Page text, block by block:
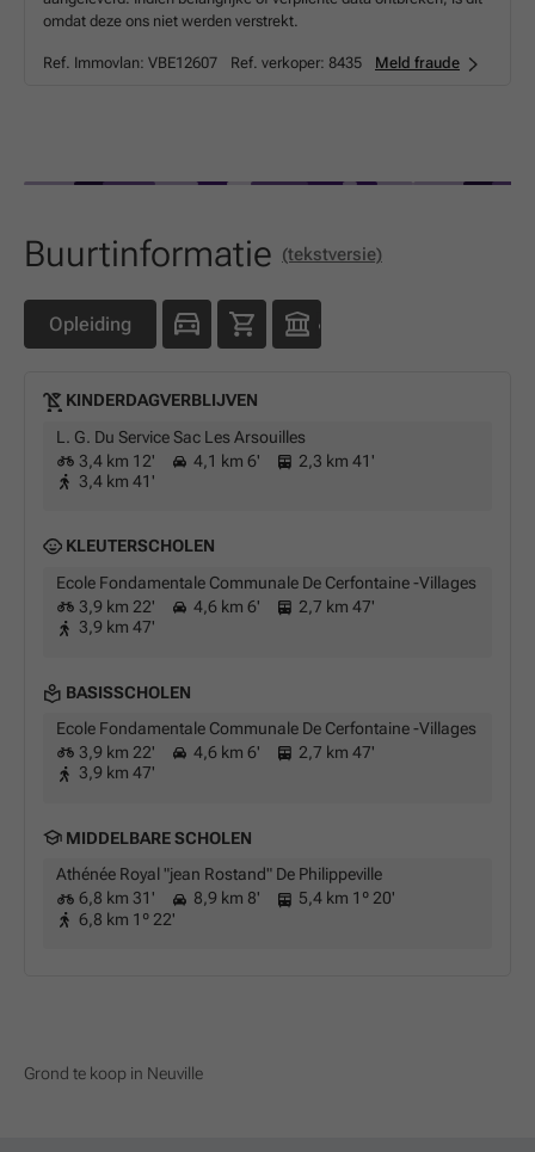
omdat deze ons niet werden verstrekt.
Ref. Immovlan: VBE12607 Ref. verkoper: 8435 Meld fraude
Buurtinformatie (tekstversie)
Opleiding
KINDERDAGVERBLIJVEN
L. G. Du Service Sac Les Arsouilles
3,4 km 12'
4,1 km 6'
2,3 km 41'
3,4 km 41'
KLEUTERSCHOLEN
Ecole Fondamentale Communale De Cerfontaine -Villages
3,9 km 22'
4,6 km 6'
2,7 km 47'
3,9 km 47'
BASISSCHOLEN
Ecole Fondamentale Communale De Cerfontaine -Villages
3,9 km 22'
4,6 km 6'
2,7 km 47'
3,9 km 47'
MIDDELBARE SCHOLEN
Athénée Royal "jean Rostand" De Philippeville
6,8 km 31'
8,9 km 8'
5,4 km 1º 20'
6,8 km 1º 22'
Grond te koop in Neuville